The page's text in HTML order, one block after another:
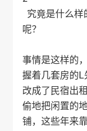
究竟是什么样
呢？
事情是这样的
握着几套房的L
改成了民宿出
偷地把闲置的
铺，这些年来